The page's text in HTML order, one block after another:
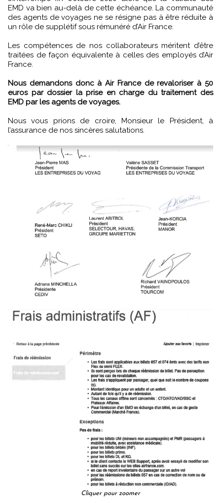
EMD va bien au-delà de cette échéance. La communauté
des agents de voyages ne se résigne pas à être réduite à
un rôle de supplétif sous rémunéré d’Air France.
Les compétences de nos collaborateurs méritent d’être
traitées de façon équivalente à celles des employés d’Air
France.
Nous demandons donc à Air France de revaloriser à 50
euros par dossier la prise en charge du traitement des
EMD par les agents de voyages.
Nous vous prions de croire, Monsieur le Président, à
l’assurance de nos sincères salutations.
Cliquer pour zoomer